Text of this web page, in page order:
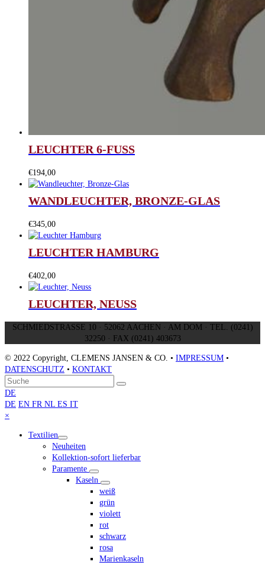
LEUCHTER 6-FUSS
€194,00
WANDLEUCHTER, BRONZE-GLAS
€345,00
LEUCHTER HAMBURG
€402,00
LEUCHTER, NEUSS
SCHMIEDSTRASSE 10 · 52062 AACHEN · AM DOM · TEL. (0241)
32250 · FAX (0241) 403673
© 2022 Copyright, CLEMENS JANSEN & CO. • IMPRESSUM •
DATENSCHUTZ • KONTAKT
An
den
Anfang
scrollen
Suche
Senden
DE
DE EN FR NL ES IT
×
menu
Textilien
Neuheiten
Kollektion-sofort lieferbar
Paramente
Kaseln
weiß
grün
violett
rot
schwarz
rosa
Marienkaseln